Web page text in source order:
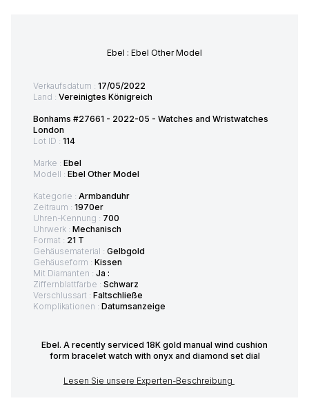
Ebel : Ebel Other Model
Verkaufsdatum : 17/05/2022
Land : Vereinigtes Königreich
Bonhams #27661 - 2022-05 - Watches and Wristwatches
London
Lot ID : 114
Marke : Ebel
Modell : Ebel Other Model
Kategorie : Armbanduhr
Zeitraum : 1970er
Uhren-Kennung : 700
Uhrwerk : Mechanisch
Format : 21 T
Gehäusematerial : Gelbgold
Gehäuseform : Kissen
Mit Diamanten : Ja :
Ziffernblattfarbe : Schwarz
Verschlussart : Faltschließe
Komplikationen : Datumsanzeige
Ebel. A recently serviced 18K gold manual wind cushion
form bracelet watch with onyx and diamond set dial
Lesen Sie unsere Experten-Beschreibung